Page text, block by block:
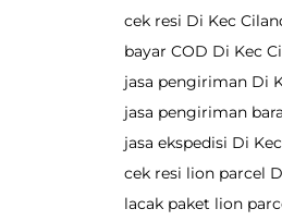
cek resi Di Kec
bayar COD Di Kec
jasa pengiriman Di
jasa pengiriman
jasa ekspedisi Di
cek resi lion parcel
lacak paket lion